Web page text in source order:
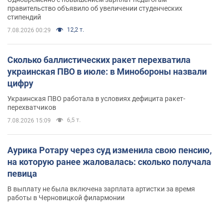
правительство объявило об увеличении студенческих
стипендий
7.08.2026 00:29 12,2 т.
Сколько баллистических ракет перехватила
украинская ПВО в июле: в Минобороны назвали
цифру
Украинская ПВО работала в условиях дефицита ракет-
перехватчиков
7.08.2026 15:09 6,5 т.
Аурика Ротару через суд изменила свою пенсию,
на которую ранее жаловалась: сколько получала
певица
В выплату не была включена зарплата артистки за время
работы в Черновицкой филармонии